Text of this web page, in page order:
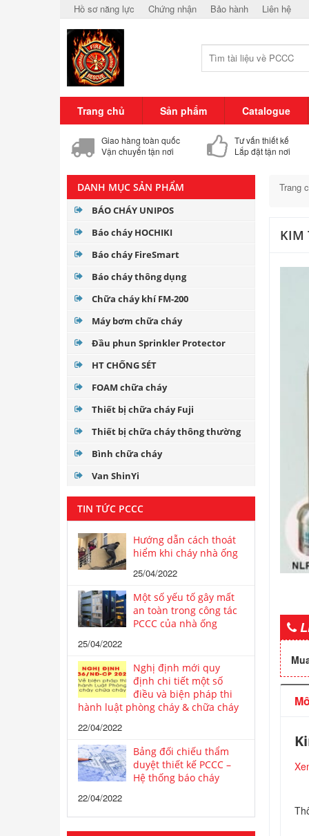
Hồ sơ năng lực Chứng nhận Bảo hành Liên hệ
Trang chủ Sản phẩm Catalogue
Giao hàng toàn quốc
Vận chuyển tận nơi
Tư vấn thiết kế
Lắp đặt tận nơi
DANH MỤC SẢN PHẨM
BÁO CHÁY UNIPOS
Báo cháy HOCHIKI
Báo cháy FireSmart
Báo cháy thông dụng
Chữa cháy khí FM-200
Máy bơm chữa cháy
Đầu phun Sprinkler Protector
HT CHỐNG SÉT
FOAM chữa cháy
Thiết bị chữa cháy Fuji
Thiết bị chữa cháy thông thường
Bình chữa cháy
Van ShinYi
TIN TỨC PCCC
Hướng dẫn cách thoát
hiểm khi cháy nhà ống
25/04/2022
Một số yếu tố gây mất
an toàn trong công tác
PCCC của nhà ống
25/04/2022
Nghị định mới quy
định chi tiết một số
điều và biện pháp thi
hành luật phòng cháy & chữa cháy
22/04/2022
Bảng đối chiếu thẩm
duyệt thiết kế PCCC –
Hệ thống báo cháy
22/04/2022
Trang
KIM